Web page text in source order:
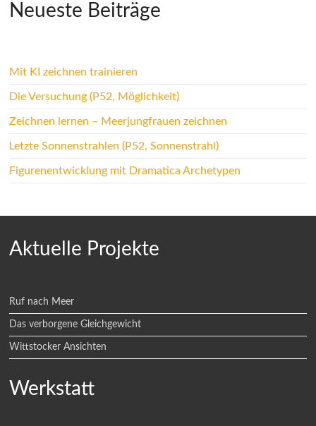
Neueste Beiträge
Mit KI zeichnen trainieren
Die Versuchung (P52, Möglichkeit)
Zeichnen lernen – Meerjungfrauen zeichnen
Letzte Sonnenstrahlen (P52, Sonnenstrahl)
Figurenentwicklung mit Dramatica Archetypen
Aktuelle Projekte
Ruf nach Meer
Das verborgene Gleichgewicht
Wittstocker Ansichten
Werkstatt